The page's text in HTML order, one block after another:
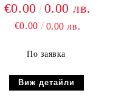
€0.00 0.00 лв.
€0.00 0.00 лв.
По заявка
Виж детайли